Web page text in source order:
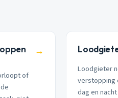
→
of
Loodgieter
verstopping
dag en